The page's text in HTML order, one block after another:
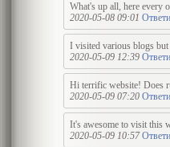
What's up all, here every
2020-05-08 09:01
I visited various blogs but
2020-05-09 12:39
Hi terrific website! Does
2020-05-09 07:20
It's awesome to visit this
2020-05-09 10:57